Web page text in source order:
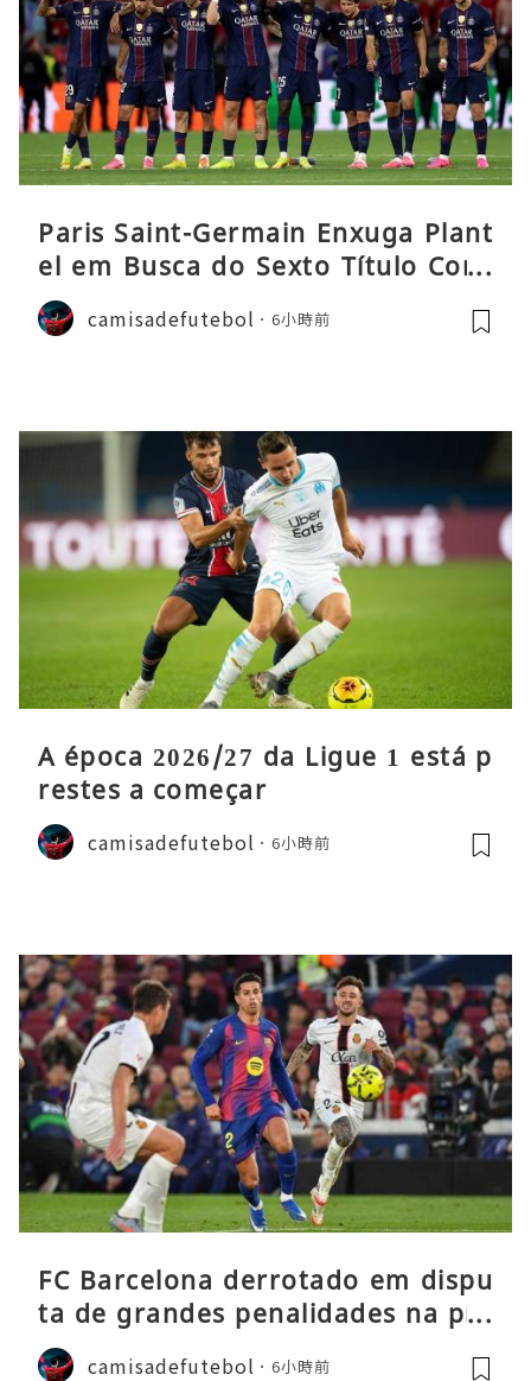
Paris Saint-Germain Enxuga Plant
el em Busca do Sexto Título Cons
ecutivo da Liga
camisadefutebol 6小時前
A época 2026/27 da Ligue 1 está p
restes a começar
camisadefutebol 6小時前
FC Barcelona derrotado em dispu
ta de grandes penalidades na pré
-época
camisadefutebol 6小時前